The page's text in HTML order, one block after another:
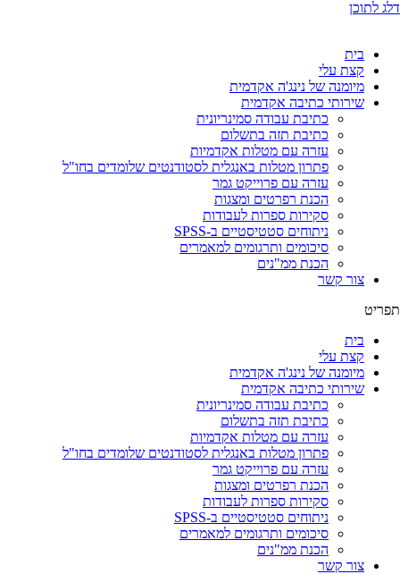
דלג לתוכן
בית
קצת עלי
מיומנה של נינג'ה אקדמית
שירותי כתיבה אקדמית
כתיבת עבודה סמינריונית
כתיבת תזה בתשלום
עזרה עם מטלות אקדמיות
פתרון מטלות באנגלית לסטודנטים שלומדים בחו"ל
עזרה עם פרוייקט גמר
הכנת רפרטים ומצגות
סקירות ספרות לעבודות
ניתוחים סטטיסטיים ב-SPSS
סיכומים ותרגומים למאמרים
הכנת ממ"נים
צור קשר
תפריט
בית
קצת עלי
מיומנה של נינג'ה אקדמית
שירותי כתיבה אקדמית
כתיבת עבודה סמינריונית
כתיבת תזה בתשלום
עזרה עם מטלות אקדמיות
פתרון מטלות באנגלית לסטודנטים שלומדים בחו"ל
עזרה עם פרוייקט גמר
הכנת רפרטים ומצגות
סקירות ספרות לעבודות
ניתוחים סטטיסטיים ב-SPSS
סיכומים ותרגומים למאמרים
הכנת ממ"נים
צור קשר